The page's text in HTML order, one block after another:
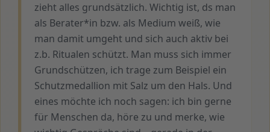
zieht alles grundsätzlich. Wichtig ist, ds man
als Berater*in bzw. als Medium weiß, wie
man damit umgeht und sich auch aktiv bei
z.b. Ritualen schützt. Man muss sich immer
Grundschützen, ich trage zum Beispiel ein
Schutzmedallion mit Salz um den Hals. Und
eines möchte ich noch sagen: ich bin gerne
für Menschen da, höre zu und merke, wie